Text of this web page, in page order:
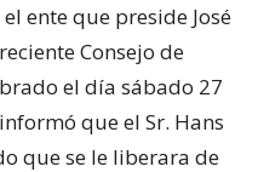
ente que preside José
Consejo de
el día sábado 27
que el Sr. Hans
que se le liberara de